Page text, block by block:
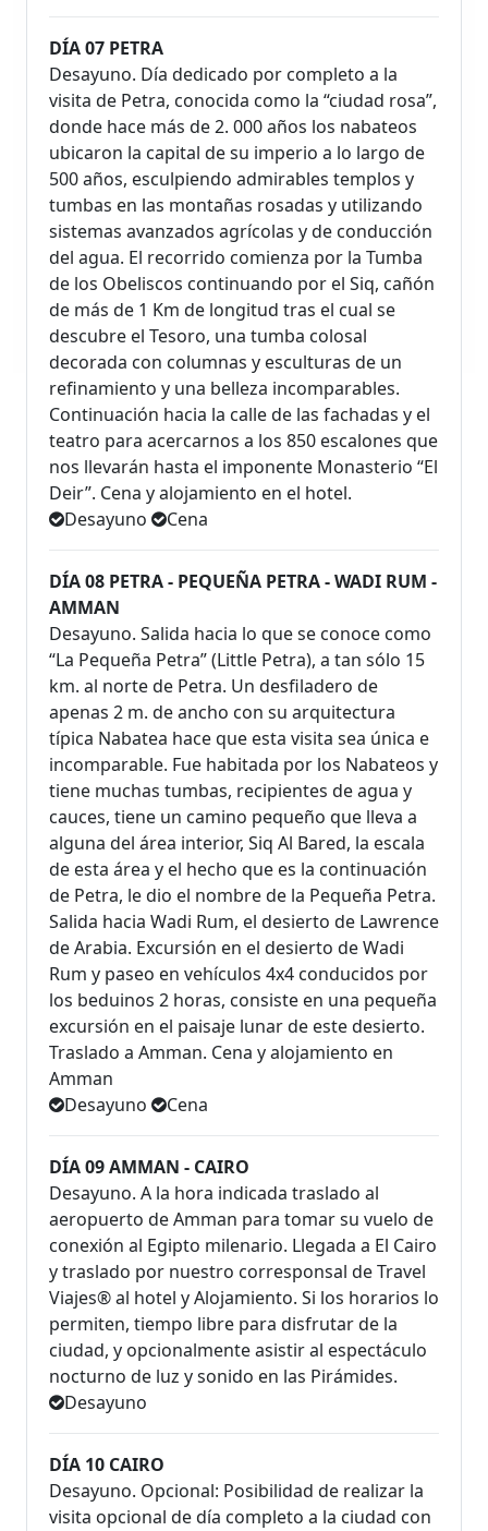
DÍA 07 PETRA
Desayuno. Día dedicado por completo a la
visita de Petra, conocida como la “ciudad rosa”,
donde hace más de 2. 000 años los nabateos
ubicaron la capital de su imperio a lo largo de
500 años, esculpiendo admirables templos y
tumbas en las montañas rosadas y utilizando
sistemas avanzados agrícolas y de conducción
del agua. El recorrido comienza por la Tumba
de los Obeliscos continuando por el Siq, cañón
de más de 1 Km de longitud tras el cual se
descubre el Tesoro, una tumba colosal
decorada con columnas y esculturas de un
refinamiento y una belleza incomparables.
Continuación hacia la calle de las fachadas y el
teatro para acercarnos a los 850 escalones que
nos llevarán hasta el imponente Monasterio “El
Deir”. Cena y alojamiento en el hotel.
Desayuno
Cena
DÍA 08 PETRA - PEQUEÑA PETRA - WADI RUM -
AMMAN
Desayuno. Salida hacia lo que se conoce como
“La Pequeña Petra” (Little Petra), a tan sólo 15
km. al norte de Petra. Un desfiladero de
apenas 2 m. de ancho con su arquitectura
típica Nabatea hace que esta visita sea única e
incomparable. Fue habitada por los Nabateos y
tiene muchas tumbas, recipientes de agua y
cauces, tiene un camino pequeño que lleva a
alguna del área interior, Siq Al Bared, la escala
de esta área y el hecho que es la continuación
de Petra, le dio el nombre de la Pequeña Petra.
Salida hacia Wadi Rum, el desierto de Lawrence
de Arabia. Excursión en el desierto de Wadi
Rum y paseo en vehículos 4x4 conducidos por
los beduinos 2 horas, consiste en una pequeña
excursión en el paisaje lunar de este desierto.
Traslado a Amman. Cena y alojamiento en
Amman
Desayuno
Cena
DÍA 09 AMMAN - CAIRO
Desayuno. A la hora indicada traslado al
aeropuerto de Amman para tomar su vuelo de
conexión al Egipto milenario. Llegada a El Cairo
y traslado por nuestro corresponsal de Travel
Viajes® al hotel y Alojamiento. Si los horarios lo
permiten, tiempo libre para disfrutar de la
ciudad, y opcionalmente asistir al espectáculo
nocturno de luz y sonido en las Pirámides.
Desayuno
DÍA 10 CAIRO
Desayuno. Opcional: Posibilidad de realizar la
visita opcional de día completo a la ciudad con